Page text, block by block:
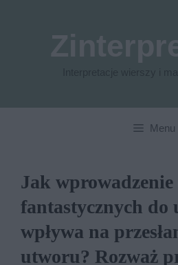
Menu
Jak wprowadzenie
fantastycznych do
wpływa na
utworu? Rozważ